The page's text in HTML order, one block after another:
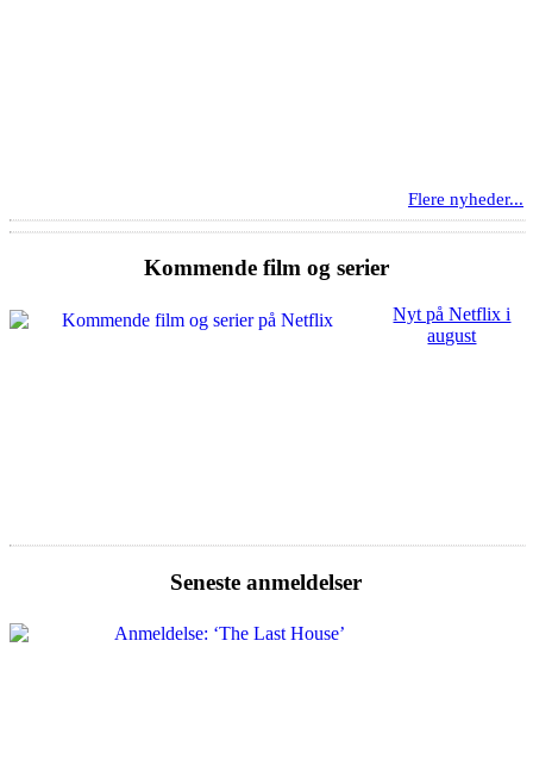
Flere nyheder...
Kommende film og serier
Nyt på Netflix i
august
Seneste anmeldelser